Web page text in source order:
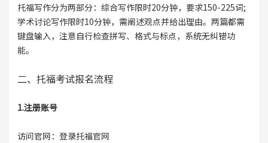
托福写作分为两部分：综合写作限时20分钟，要求150-225词;
学术讨论写作限时10分钟，需阐述观点并给出理由。两篇都需
键盘输入，注意自行检查拼写、格式与标点，系统无纠错功
能。
二、托福考试报名流程
1.注册账号
访问官网：登录托福官网